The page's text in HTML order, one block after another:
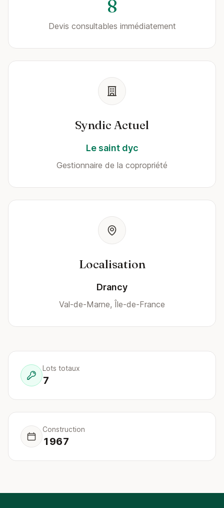
8
Devis consultables immédiatement
Syndic Actuel
Le saint dyc
Gestionnaire de la copropriété
Localisation
Drancy
Val-de-Marne, Île-de-France
Lots totaux
7
Construction
1967